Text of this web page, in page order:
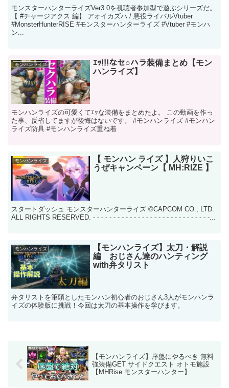
モンスターハンターライズVer3.0を視聴者参加型で遊ぶシリーズだ。
【 #チャージアクス 編】 アオイカズハ / 悪役ライバルVtuber
#MonsterHunterRISE #モンスターハンターライズ #Vtuber #モンハ
ン...
モンハンライズ
ｴｯ!!!なセ○ハラ装備まとめ【モン
ハンライズ】
モンハンライズの可愛くてｴｯな装備をまとめたよ。 この動画を作っ
た事、反省してますが後悔はないです。 #モンハンライズ #モンハン
ライズ防具 #モンハンライズ重ね着
モンハンライズ
【 モンハン ライズ 】人狩りいこ
うぜキャンペーン【 MH:RIZE 】
スタートダッシュ モンスターハンターライズ ©CAPCOM CO., LTD.
ALL RIGHTS RESERVED. - - - - - - - - - - - - - - - - - - - - - - - - - - - - -...
モンハンライズ
【モンハンライズ】太刀・解説
編 おじさん達のハンティング
with弁タリスト
弁タリストを筆頭としたモンハン初心者のおじさん3人がモンハンラ
イズの体験版に挑戦！今回は太刀の基本操作を学びます。
【モンハンライズ】序盤にやるべき 無料
強装備GET サイドクエスト オトモ施設
【MHRise モンスターハンター】